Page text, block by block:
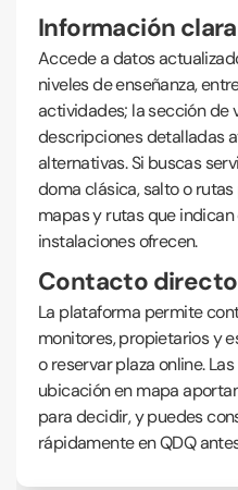
Información
Accede a datos
niveles de enseñanza,
actividades; la sección de
descripciones detalladas
alternativas. Si buscas
doma clásica, salto o
mapas y rutas que
instalaciones ofrecen.
Contacto
La plataforma permite
monitores, propietarios y
o reservar plaza online.
ubicación en mapa
para decidir, y puedes
rápidamente en QDQ